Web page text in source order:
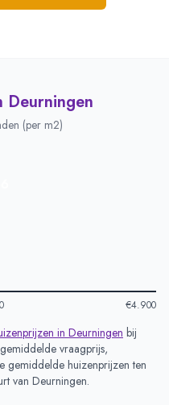
Deurningen
(per m2)
€4.900
in Deurningen bij
vraagprijs,
gemiddelde huizenprijzen ten
van Deurningen.